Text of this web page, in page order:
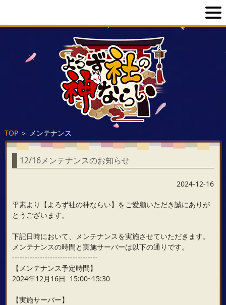
TOP＞ メンテナンス
12/16メンテナンスのお知らせ
2024-12-16
平素より【よろず社の神ならい】をご愛顧いただき誠にありが
とうございます。
下記日時において、メンテナンスを実施させていただきます。
メンテナンスの時間と実施サーバーは以下の通りです。
----------------------------------
【メンテナンス予定時間】
2024年12月16日 15:00~15:30
【実施サーバー】